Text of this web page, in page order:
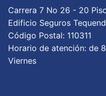
Carrera 7 No 26 - 20
Edificio Seguros
Código Postal: 110311
Horario de atención: de
Viernes